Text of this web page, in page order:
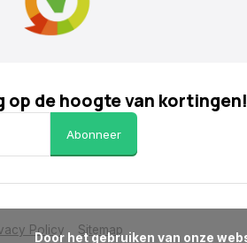
op de hoogte van kortingen!
Abonneer
Policy Sitemap
      Door het gebruiken van onze website, ga je akkoord met het gebruik van cookies om onze website te verbeteren.